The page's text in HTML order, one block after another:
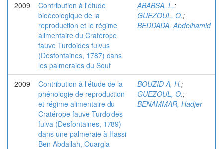
2009
Contribution à l'étude
bioécologique de la
reproduction et le régime
alimentaire du Cratérope
fauve Turdoides fulvus
(Desfontaines, 1787) dans
les palmeraies du Souf
ABABSA, L.;
GUEZOUL, O.;
BEDDADA, Abdelhamid
2009
Contribution à l’étude de la
phénologie de reproduction
et régime alimentaire du
Cratérope fauve Turdoides
fulva (Desfontaines, 1789)
dans une palmeraie à Hassi
Ben Abdallah, Ouargla
BOUZID A, H.;
GUEZOUL, O.;
BENAMMAR, Hadjer